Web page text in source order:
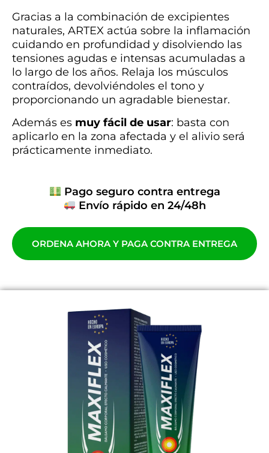
Gracias a la combinación de excipientes
naturales, ARTEX actúa sobre la inflamación
cuidando en profundidad y disolviendo las
tensiones agudas e intensas acumuladas a
lo largo de los años. Relaja los músculos
contraídos, devolviéndoles el tono y
proporcionando un agradable bienestar.
Además es muy fácil de usar: basta con
aplicarlo en la zona afectada y el alivio será
prácticamente inmediato.
Pago seguro contra entrega
Envío rápido en 24/48h
ORDENA AHORA Y PAGA CONTRA ENTREGA